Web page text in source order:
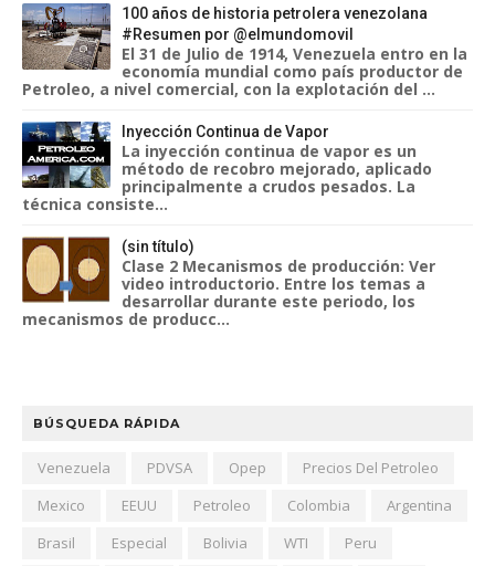
100 años de historia petrolera venezolana
#Resumen por @elmundomovil
El 31 de Julio de 1914, Venezuela entro en la
economía mundial como país productor de
Petroleo, a nivel comercial, con la explotación del ...
Inyección Continua de Vapor
La inyección continua de vapor es un
método de recobro mejorado, aplicado
principalmente a crudos pesados. La
técnica consiste...
(sin título)
Clase 2 Mecanismos de producción: Ver
video introductorio. Entre los temas a
desarrollar durante este periodo, los
mecanismos de producc...
BÚSQUEDA RÁPIDA
Venezuela PDVSA Opep
Precios Del Petroleo
Mexico
EEUU Petroleo Colombia
Argentina
Brasil
Especial Bolivia WTI
Peru